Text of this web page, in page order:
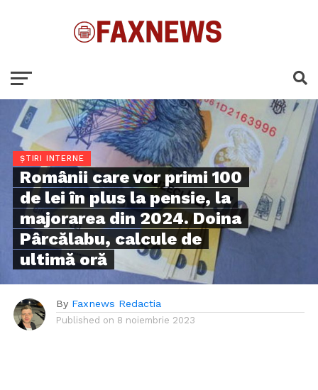
ȘTIRI INTERNE
Românii care vor primi 100
de lei în plus la pensie, la
majorarea din 2024. Doina
Pârcălabu, calcule de
ultimă oră
By Faxnews Redactia
Published on 8 noiembrie 2023